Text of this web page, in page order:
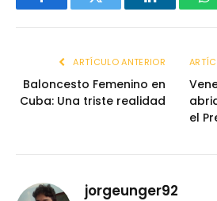
FacebookTwitter LinkedIn
ARTÍCULO ANTERIOR
Baloncesto Femenino en
Cuba: Una triste realidad
el
jorgeunger92